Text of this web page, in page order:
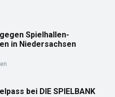
Spielhallen-
in Niedersachsen
bei DIE SPIELBANK